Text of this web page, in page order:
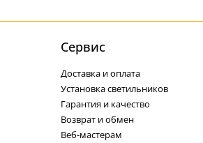
Cервис
Доставка и оплата
Установка светильников
Гарантия и качество
Возврат и обмен
Веб-мастерам